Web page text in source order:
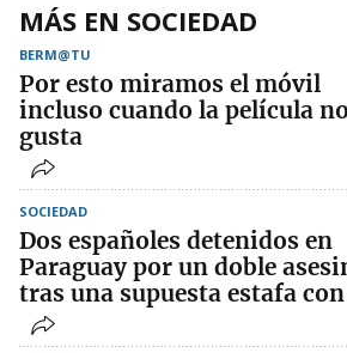
MÁS EN SOCIEDAD
BERM@TU
Por esto miramos el móvil
incluso cuando la película
gusta
SOCIEDAD
Dos españoles detenidos en
Paraguay por un doble
tras una supuesta estafa